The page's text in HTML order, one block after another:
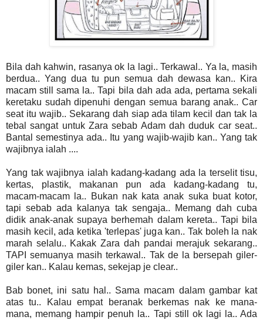
Bila dah kahwin, rasanya ok la lagi.. Terkawal.. Ya la, masih
berdua.. Yang dua tu pun semua dah dewasa kan.. Kira
macam still sama la.. Tapi bila dah ada ada, pertama sekali
keretaku sudah dipenuhi dengan semua barang anak.. Car
seat itu wajib.. Sekarang dah siap ada tilam kecil dan tak la
tebal sangat untuk Zara sebab Adam dah duduk car seat..
Bantal semestinya ada.. Itu yang wajib-wajib kan.. Yang tak
wajibnya ialah ....
Yang tak wajibnya ialah kadang-kadang ada la terselit tisu,
kertas, plastik, makanan pun ada kadang-kadang tu,
macam-macam la.. Bukan nak kata anak suka buat kotor,
tapi sebab ada kalanya tak sengaja.. Memang dah cuba
didik anak-anak supaya berhemah dalam kereta.. Tapi bila
masih kecil, ada ketika 'terlepas' juga kan.. Tak boleh la nak
marah selalu.. Kakak Zara dah pandai merajuk sekarang..
TAPI semuanya masih terkawal.. Tak de la bersepah giler-
giler kan.. Kalau kemas, sekejap je clear..
Bab bonet, ini satu hal.. Sama macam dalam gambar kat
atas tu.. Kalau empat beranak berkemas nak ke mana-
mana, memang hampir penuh la.. Tapi still ok lagi la.. Ada